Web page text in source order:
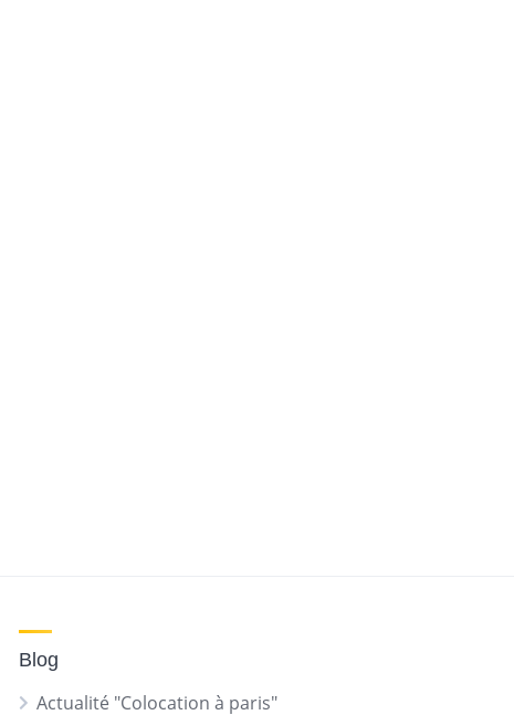
Blog
Actualité "Colocation à paris"